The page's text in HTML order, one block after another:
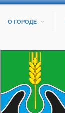
О ГОРОДЕ